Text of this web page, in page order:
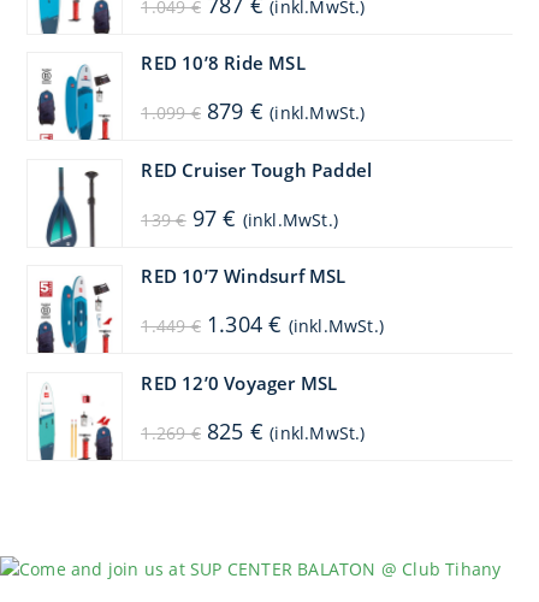
1.049€ Preis
1.049 €
Preis
(inkl.MwSt.)
RED 10’8 Ride MSL
1.099€ Ursprünglicher
Preis
1.099 €
879 € Aktueller
Preis
879 €.
(inkl.MwSt.)
RED Cruiser Tough Paddel
139€ Ursprünglicher
Preis
97€ Aktueller
Preis
97 €.
(inkl.MwSt.)
RED 10’7 Windsurf MSL
1.449€ Ursprünglicher
Preis
1.304€ Aktueller
Preis
(inkl.MwSt.)
RED 12’0 Voyager MSL
1.269€ Ursprünglicher
Preis
825 € Aktueller
Preis
(inkl.MwSt.)